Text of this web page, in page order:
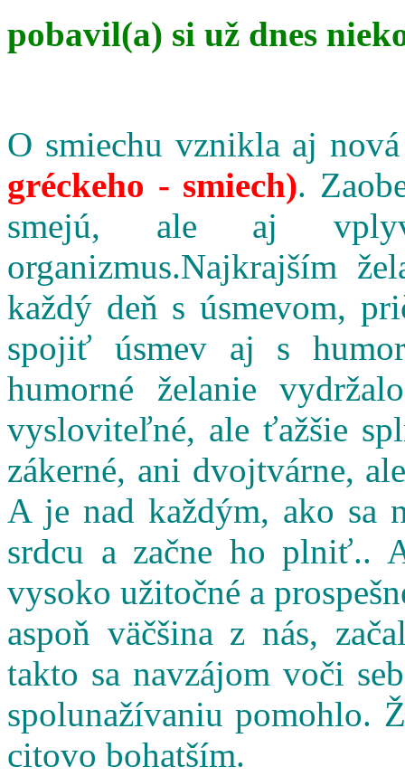
pobavil(a) si už dnes
O smiechu vznikla aj
gréckeho - smiech).
smejú, ale aj
organizmus.Najkrajším
každý deň s úsmevom,
spojiť úsmev aj s
humorné želanie
vysloviteľné, ale ťažšie
zákerné, ani dvojtvárne,
A je nad každým, ako sa
srdcu a začne ho plniť..
vysoko užitočné a
aspoň väčšina z nás,
takto sa navzájom voči
spolunažívaniu pomohlo.
citovo bohatším.